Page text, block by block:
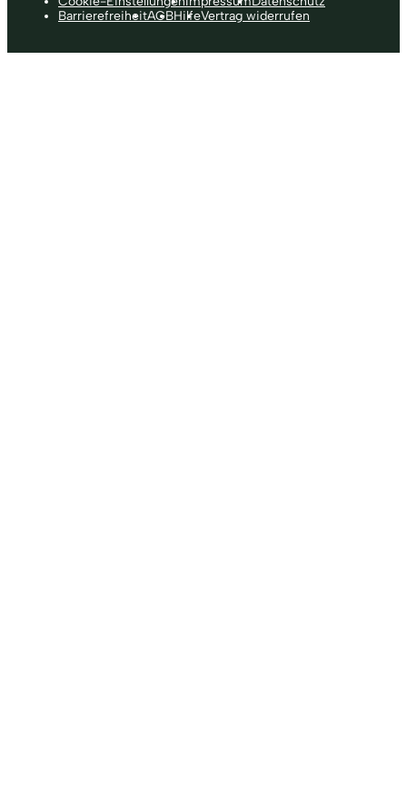
BarrierefreiheitAGBHilfeVertrag widerrufen